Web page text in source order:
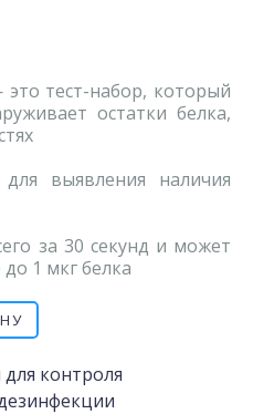
тест-набор, который
остатки белка,
выявления наличия
за 30 секунд и может
1 мкг белка
для контроля